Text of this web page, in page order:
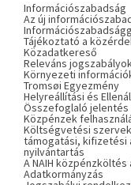
Információszabadság
Az új
Tájékoztató a
Közadatkereső
Releváns
Környezeti
Tromsøi Egyezmény
Helyreállítási és
Összefoglaló jelentés
Közpénzek
Költségvetési
támogatási, kifizetési
nyilvántartás
A NAIH
Adatkormányzás